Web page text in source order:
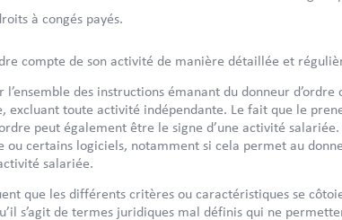
à congés payés.
compte de son activité de manière détaillée et
l’ensemble des instructions émanant du donneur
excluant toute activité indépendante. Le fait que le
peut également être le signe d’une activité
certains logiciels, notamment si cela permet au
salariée.
que les différents critères ou caractéristiques se
s’agit de termes juridiques mal définis qui ne